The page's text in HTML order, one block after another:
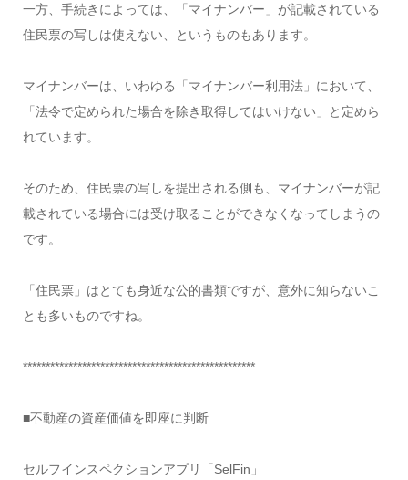
一方、手続きによっては、「マイナンバー」が記載されている
住民票の写しは使えない、というものもあります。
マイナンバーは、いわゆる「マイナンバー利用法」において、
「法令で定められた場合を除き取得してはいけない」と定めら
れています。
そのため、住民票の写しを提出される側も、マイナンバーが記
載されている場合には受け取ることができなくなってしまうの
です。
「住民票」はとても身近な公的書類ですが、意外に知らないこ
とも多いものですね。
***************************************************
■不動産の資産価値を即座に判断
セルフインスペクションアプリ「SelFin」